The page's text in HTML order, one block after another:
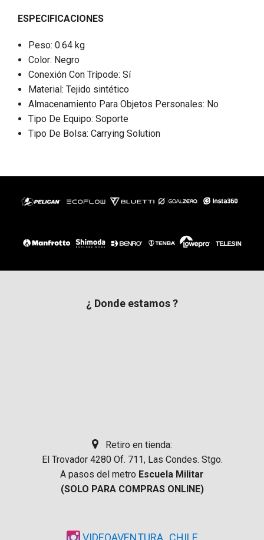
ESPECIFICACIONES
Peso: 0.64 kg
Color: Negro
Conexión Con Trípode: Sí
Material: Tejido sintético
Almacenamiento Para Objetos Personales: No
Tipo De Equipo: Soporte
Tipo De Bolsa: Carrying Solution
¿ Donde estamos ?
Retiro en tienda:
El Trovador 4280 Of. 711, Las Condes. Stgo.
A pasos del metro Escuela Militar
(SOLO PARA COMPRAS ONLINE)
VIDEOAVENTURA_CHILE